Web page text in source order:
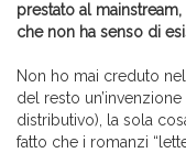
prestato al
che non ha senso di
Non ho mai creduto
del resto
distributivo), la sola
fatto che i romanzi